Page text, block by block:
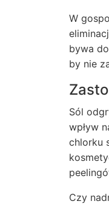
W
bywa
by nie
Sól
wpływ
chlorku
Czy